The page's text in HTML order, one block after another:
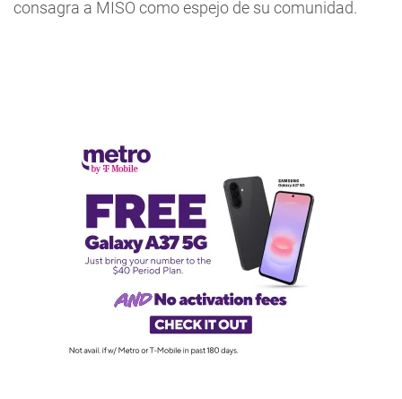
consagra a MISO como espejo de su comunidad.